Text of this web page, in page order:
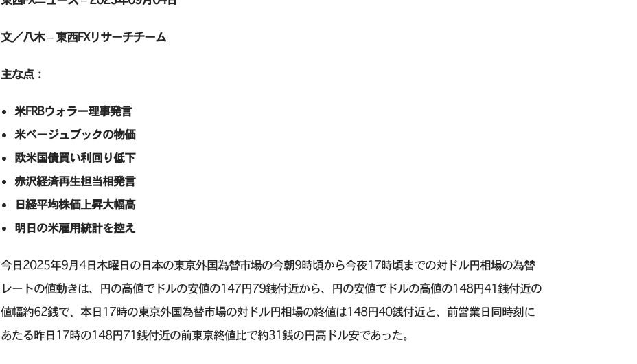
文／八木 – 東西FXリサーチチーム
主な点：
米FRBウォラー理事発言
米ベージュブックの物価
欧米国債買い利回り低下
赤沢経済再生担当相発言
日経平均株価上昇大幅高
明日の米雇用統計を控え
今日2025年9月4日木曜日の日本の東京外国為替市場の今朝9時頃から今夜17時頃までの対ドル円相場の為替
レートの値動きは、円の高値でドルの安値の147円79銭付近から、円の安値でドルの高値の148円41銭付近の
値幅約62銭で、本日17時の東京外国為替市場の対ドル円相場の終値は148円40銭付近と、前営業日同時刻に
あたる昨日17時の148円71銭付近の前東京終値比で約31銭の円高ドル安であった。